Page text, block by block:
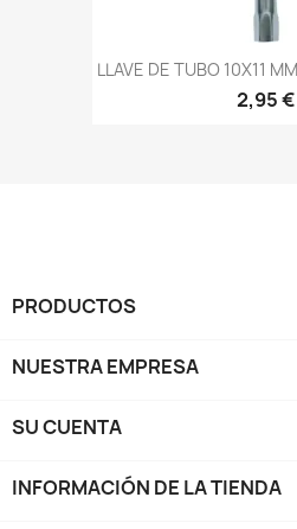
LLAVE DE TUBO 10X11
2,95 €
PRODUCTOS
NUESTRA EMPRESA
SU CUENTA
INFORMACIÓN DE LA TIENDA